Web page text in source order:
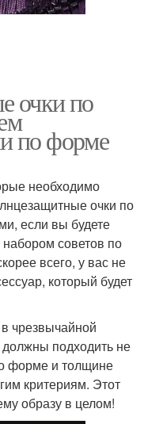
очки по
по форме
необходимо
очки по
если вы будете
советов по
всего, у вас не
который будет
чрезвычайной
подходить не
форме и толщине
критериям. Этот
образу в целом!